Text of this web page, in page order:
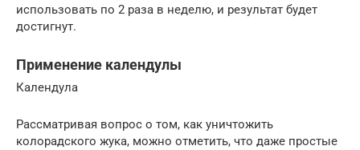
использовать по 2 раза в неделю, и результат будет
достигнут.
Применение календулы
Календула
Рассматривая вопрос о том, как уничтожить
колорадского жука, можно отметить, что даже простые